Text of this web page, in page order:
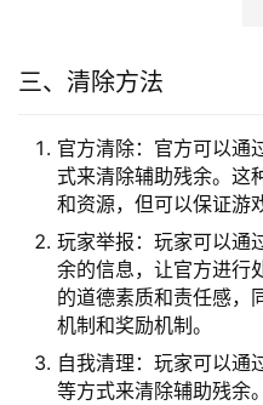
三、清除方法
官方清除：官方可以通
式来清除辅助残余。这
和资源，但可以保证游
玩家举报：玩家可以通
余的信息，让官方进行
的道德素质和责任感，
机制和奖励机制。
自我清理：玩家可以通
等方式来清除辅助残余